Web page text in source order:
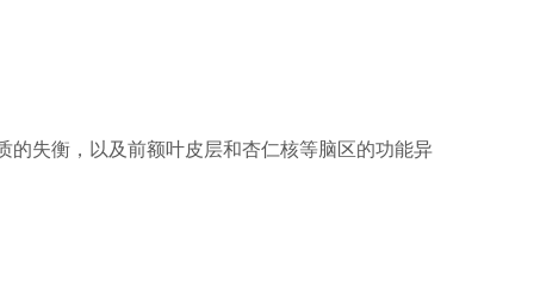
失衡，以及前额叶皮层和杏仁核等脑区的功能异